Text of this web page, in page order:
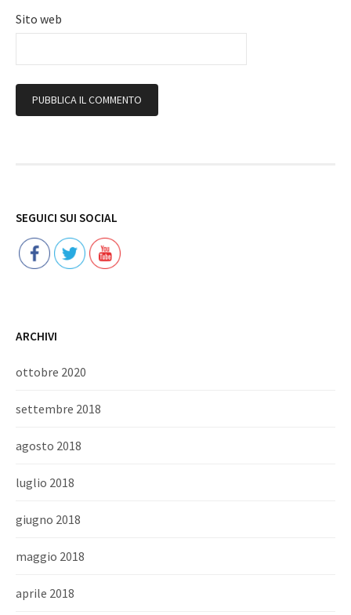
Sito web
SEGUICI SUI SOCIAL
ARCHIVI
ottobre 2020
settembre 2018
agosto 2018
luglio 2018
giugno 2018
maggio 2018
aprile 2018